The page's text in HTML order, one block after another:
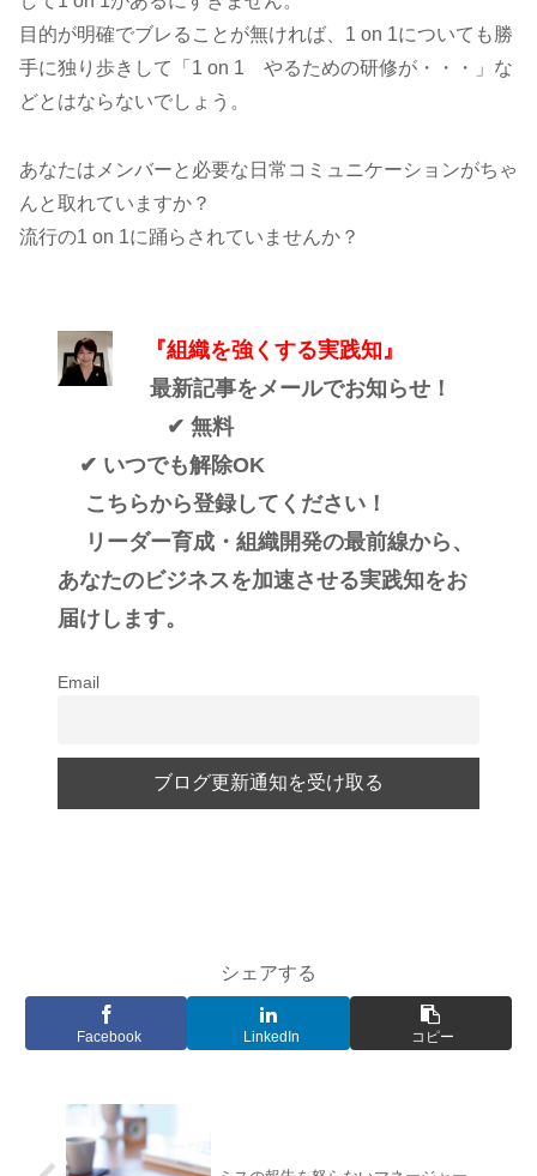
目的が明確でブレることが無ければ、1 on 1についても勝
手に独り歩きして「1 on 1 やるための研修が・・・」な
どとはならないでしょう。
あなたはメンバーと必要な日常コミュニケーションがちゃ
んと取れていますか？
流行の1 on 1に踊らされていませんか？
『組織を強くする実践知』
最新記事をメールでお知らせ！
✔ 無料
✔ いつでも解除OK
こちらから登録してください！
リーダー育成・組織開発の最前線から、
あなたのビジネスを加速させる実践知をお
届けします。
Email
シェアする
Facebook LinkedIn コピー